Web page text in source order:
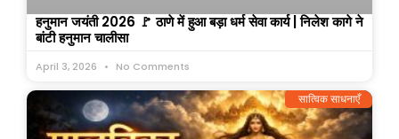
हनुमान जयंती 2026 🚩 ठाणे में हुआ बड़ा धर्म सेवा कार्य | निलेश कागे ने
बांटी हनुमान चालीसा
April 3, 2026 No Comments
सात्विक साधनाएँ